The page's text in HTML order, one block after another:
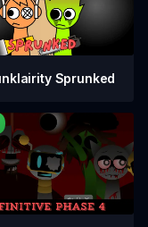
Sprunked